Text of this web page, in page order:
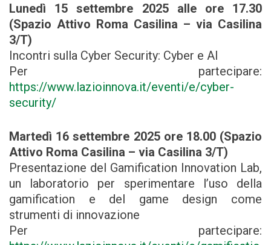
Lunedì 15 settembre 2025 alle ore 17.30
(Spazio Attivo Roma Casilina – via Casilina
3/T)
Incontri sulla Cyber Security: Cyber e AI
Per partecipare:
https://www.lazioinnova.it/eventi/e/cyber-
security/
Martedì 16 settembre 2025 ore 18.00 (Spazio
Attivo Roma Casilina – via Casilina 3/T)
Presentazione del Gamification Innovation Lab,
un laboratorio per sperimentare l’uso della
gamification e del game design come
strumenti di innovazione
Per partecipare: